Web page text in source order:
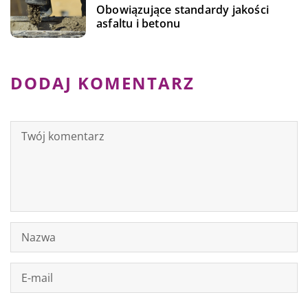
Obowiązujące standardy jakości
asfaltu i betonu
DODAJ KOMENTARZ